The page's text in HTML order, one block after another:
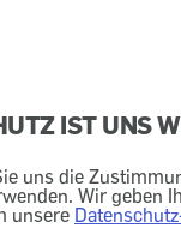
IST UNS
uns die
Wir geben
unsere